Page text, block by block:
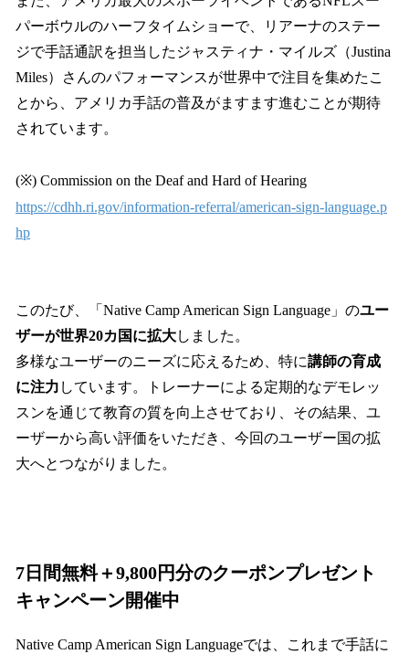
パーボウルのハーフタイムショーで、リアーナのステー
ジで手話通訳を担当したジャスティナ・マイルズ（Justina
Miles）さんのパフォーマンスが世界中で注目を集めたこ
とから、アメリカ手話の普及がますます進むことが期待
されています。
(※) Commission on the Deaf and Hard of Hearing
https://cdhh.ri.gov/information-referral/american-sign-language.p
hp
このたび、「Native Camp American Sign Language」のユー
ザーが世界20カ国に拡大しました。
多様なユーザーのニーズに応えるため、特に講師の育成
に注力 しています。トレーナーによる定期的なデモレッ
スンを通じて教育の質を向上させており、その結果、ユ
ーザーから高い評価をいただき、今回のユーザー国の拡
大へとつながりました。
7日間無料＋9,800円分のクーポンプレゼント
キャンペーン開催中
Native Camp American Sign Languageでは、これまで手話に